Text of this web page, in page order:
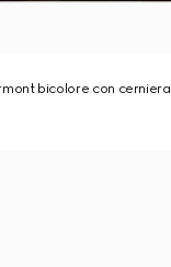
bicolore con cerniera